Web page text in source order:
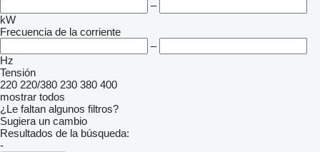
–
kW
Frecuencia de la corriente
–
Hz
Tensión
220 220/380 230 380 400
mostrar todos
¿Le faltan algunos filtros?
Sugiera un cambio
Resultados de la búsqueda:
-